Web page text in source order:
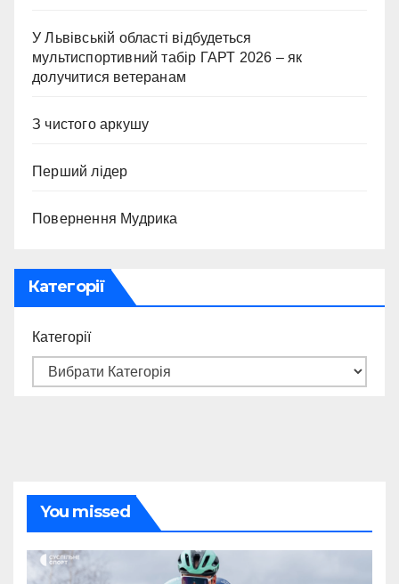
У Львівській області відбудеться
мультиспортивний табір ГАРТ 2026 – як
долучитися ветеранам
З чистого аркушу
Перший лідер
Повернення Мудрика
Категорії
Категорії
You missed